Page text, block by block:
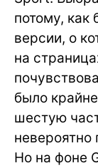
потому, как
версии, о
на
было
шестую
Но на фоне